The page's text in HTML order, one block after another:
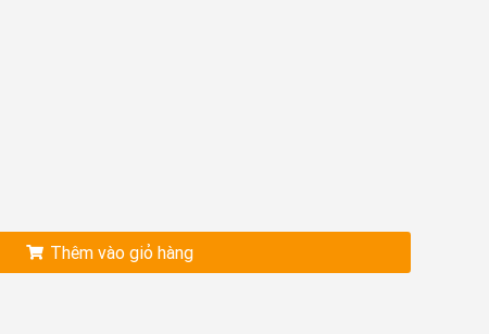
Thêm vào giỏ hàng